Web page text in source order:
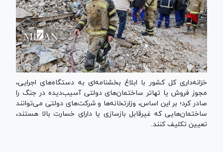
خزانه‌داری کل کشور با ابلاغ بخشنامه‌ای به دستگاه‌های اجرایی،
مجوز فروش یا تهاتر ساختمان‌های دولتی آسیب‌دیده در جنگ را
صادر کرد؛ بر این اساس، وزارتخانه‌ها و شرکت‌های دولتی می‌توانند
ساختمان‌هایی که غیرقابل بازسازی یا دارای خسارت بالا هستند،
تعیین تکلیف کنند.